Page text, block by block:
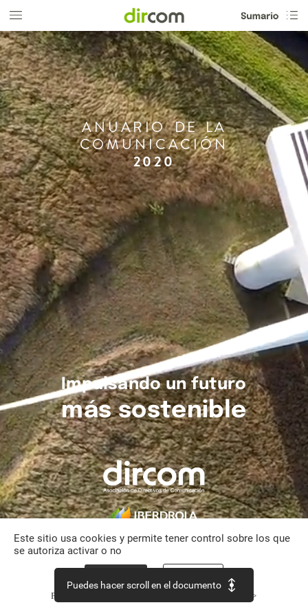
ANUARIO DE LA
COMUNICACIÓN
2020
Impulsando un futuro
más sostenible
Este sitio usa cookies y permite tener control sobre los que
se autoriza activar o no
Política de confidencialidad Continuar sin aceptar >
Puedes hacer scroll en el documento